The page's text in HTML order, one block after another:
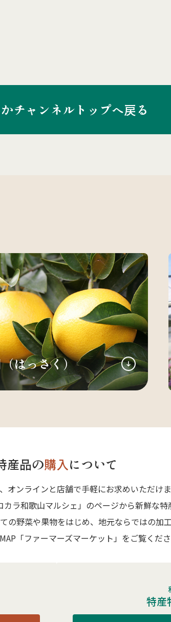
チャンネルトップへ戻る
はっさく）
産品の購入について
オンラインと店舗で手軽にお求めいただけ
ラ和歌山マルシェ」のページから新鮮な
の野菜や果物をはじめ、地元ならではの加
「ファーマーズマーケット」をご覧くだ
特産